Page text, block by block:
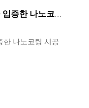
한 나노코팅 시공